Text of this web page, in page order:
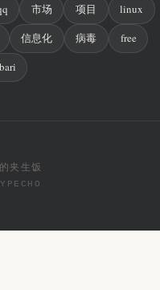
市场 项目 linux
信息化 病毒 free
夹生饭